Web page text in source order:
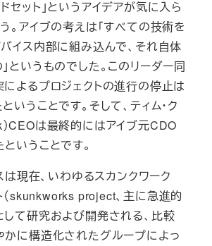
セット」というアイデアが気に入ら
。アイブの考えは「すべての技術を
イス内部に組み込んで、それ自体
というものでした。このリーダー同
よるプロジェクトの進行の停止は
いうことです。そして、ティム・ク
CEOは最終的にはアイブ元CDO
いうことです。
現在、いわゆるスカンクワーク
（skunkworks project、主に急進的
て研究および開発される、比較
かに構造化されたグループによっ